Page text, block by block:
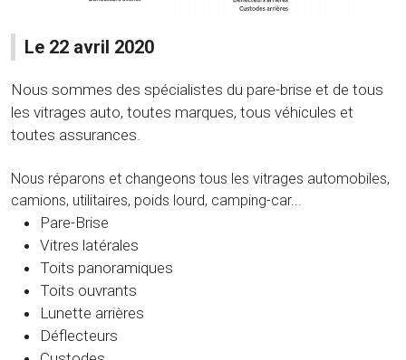
Le 22 avril 2020
Nous sommes des spécialistes du pare-brise et de tous
les vitrages auto, toutes marques, tous véhicules et
toutes assurances.
Nous réparons et changeons tous les vitrages automobiles,
camions, utilitaires, poids lourd, camping-car...
Pare-Brise
Vitres latérales
Toits panoramiques
Toits ouvrants
Lunette arrières
Déflecteurs